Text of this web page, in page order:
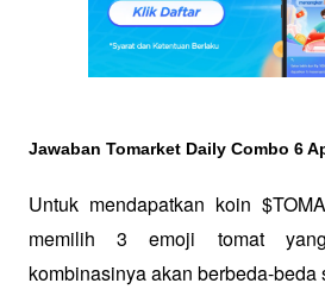
Jawaban Tomarket Daily Combo 6
Untuk mendapatkan koin
memilih 3 emoji tomat
kombinasinya akan berbeda-beda